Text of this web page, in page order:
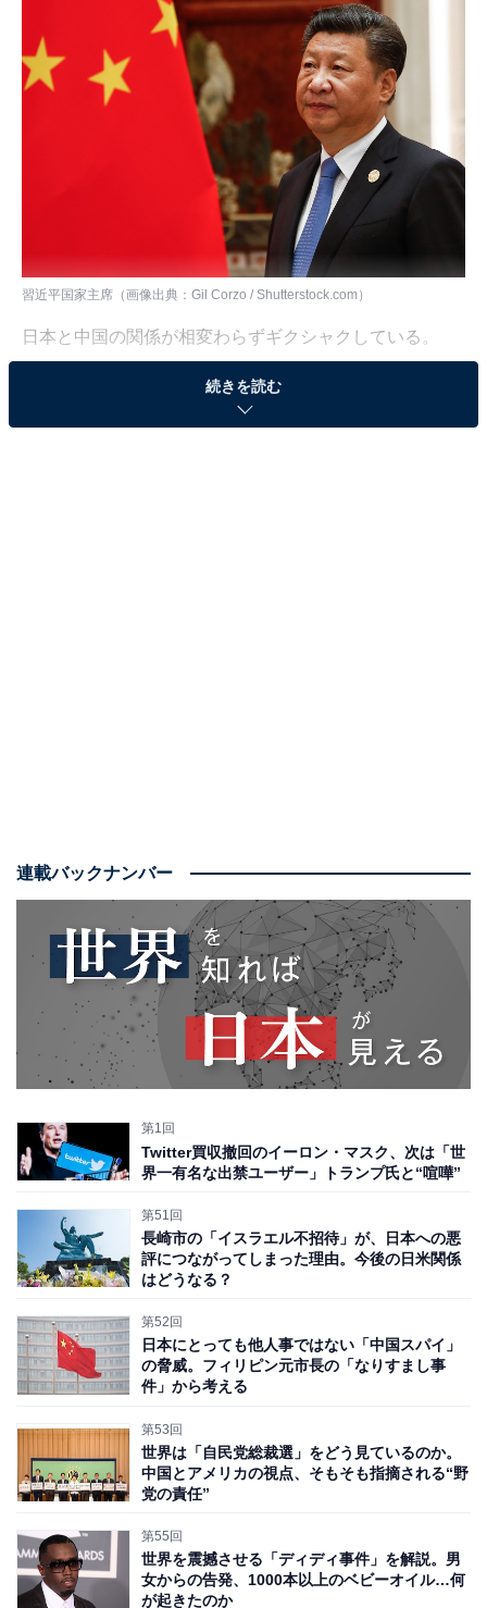
習近平国家主席（画像出典：Gil Corzo / Shutterstock.com）
日本と中国の関係が相変わらずギクシャクしている。
9月18日、広東省深センで深セン日本人学校に通う10歳
の日本人生徒が地元の中国人に刺殺される事件が発生し
内でも中国人訪日客などの問題行為が連日報じられてい
る。こうした動きに、日本政府が国民の納得がいく毅然
とした対応をしているとは言い難い。
10月1日には、日本で石破茂首相が誕生したばかりだ。
とはいえ、「新政権にガツンと言ってもらおう」と願っ
ても、残念ながら、そうはならない。それどころか、中
る。今回は、日本の新しい政権に私たちがどんな対応を
期待できるのか考察してみたい。
中国は「石破首相」をどう見ているのか
結論を言うと、残念ながら、中国側は石破首相を与（く
み）し易いと見ている。というのも、石破首相は中国が
何よりも嫌う靖国神社参拝をしない。さらに石破首相が
これまで繰り返し、日米の安全保障体制を規定した地位
と、石破首相の主張は日米関係が不安定化する要素とし
て歓迎しているはずだ。
さらに石破首相は、「アジア版NATO（北大西洋条約機
構）」の構築なるものを掲げている。アジア版NATOと
は、アジア諸国で互いに軍事的に共闘する同盟のこと
続きを読む
連載バックナンバー
第1回
Twitter買収撤回のイーロン・マスク、次は「世
界一有名な出禁ユーザー」トランプ氏と“喧嘩”
第51回
長崎市の「イスラエル不招待」が、日本への悪
評につながってしまった理由。今後の日米関係
はどうなる？
第52回
日本にとっても他人事ではない「中国スパイ」
の脅威。フィリピン元市長の「なりすまし事
件」から考える
第53回
世界は「自民党総裁選」をどう見ているのか。
中国とアメリカの視点、そもそも指摘される“野
党の責任”
第55回
世界を震撼させる「ディディ事件」を解説。男
女からの告発、1000本以上のベビーオイル…何
が起きたのか